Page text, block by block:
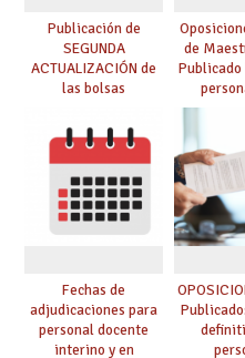
Publicación de
SEGUNDA
ACTUALIZACIÓN de
las bolsas
Cuerpo de Maestros
de especialidades
convocadas a
oposición
de
Fechas de
adjudicaciones para
personal docente
interino y en